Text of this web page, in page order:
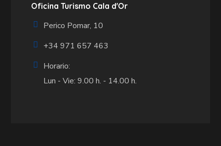
Oficina Turismo Cala d'Or
Perico Pomar, 10
+34 971 657 463
Horario:
Lun - Vie: 9.00 h. - 14.00 h.